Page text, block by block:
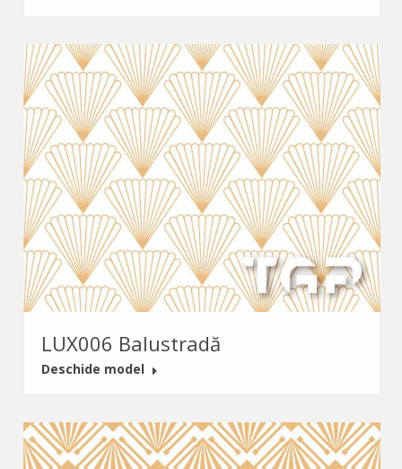
LUX006 Balustradă
Deschide model